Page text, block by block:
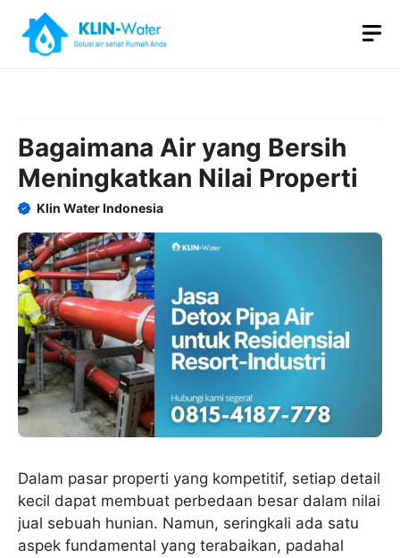
content
Bagaimana Air yang Bersih
Meningkatkan Nilai Properti
Klin Water Indonesia
Dalam pasar properti yang kompetitif, setiap detail
kecil dapat membuat perbedaan besar dalam nilai
jual sebuah hunian. Namun, seringkali ada satu
aspek fundamental yang terabaikan, padahal